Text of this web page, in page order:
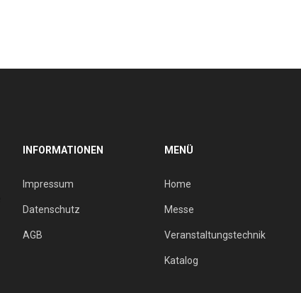
INFORMATIONEN
Impressum
Datenschutz
AGB
MENÜ
Home
Messe
Veranstaltungstechnik
Katalog